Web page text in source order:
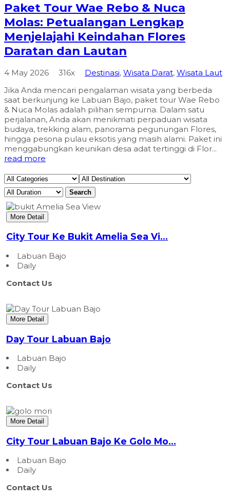
Paket Tour Wae Rebo & Nuca
Molas: Petualangan Lengkap
Menjelajahi Keindahan Flores
Daratan dan Lautan
4 May 2026 316x Destinasi, Wisata Darat, Wisata Laut
Jika Anda mencari pengalaman wisata yang berbeda
saat berkunjung ke Labuan Bajo, paket tour Wae Rebo
& Nuca Molas adalah pilihan sempurna. Dalam satu
perjalanan, Anda akan menikmati perpaduan wisata
budaya, trekking alam, panorama pegunungan Flores,
hingga pesona pulau eksotis yang masih alami. Paket ini
menggabungkan keunikan desa adat tertinggi di Flor...
read more
Search
More Detail
City Tour Ke Bukit Amelia Sea Vi...
Labuan Bajo
Daily
Contact Us
More Detail
Day Tour Labuan Bajo
Labuan Bajo
Daily
Contact Us
More Detail
City Tour Labuan Bajo Ke Golo Mo...
Labuan Bajo
Daily
Contact Us